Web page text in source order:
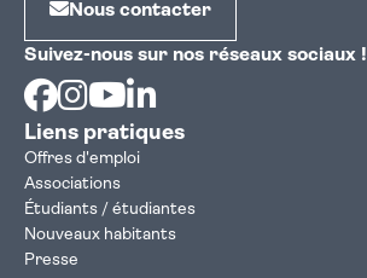
Nous contacter
Suivez-nous sur nos réseaux sociaux !
Facebook
Instagram
Youtube
Liens pratiques
Offres d'emploi
Associations
Étudiants / étudiantes
Nouveaux habitants
Presse